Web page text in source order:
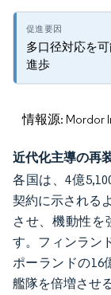
多口径対応を
進歩
情報源: Mordor
近代化主導の再
各国は、4億
契約に示される
させ、機動性を
す。フィンラン
ポーランドの16
艦隊を倍増させ